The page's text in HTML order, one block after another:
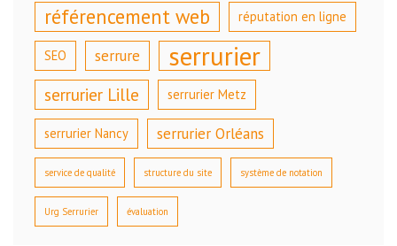
référencement web réputation en ligne
SEO serrure serrurier
serrurier Lille serrurier Metz
serrurier Nancy serrurier Orléans
service de qualité structure du site système de notation
Urg Serrurier évaluation